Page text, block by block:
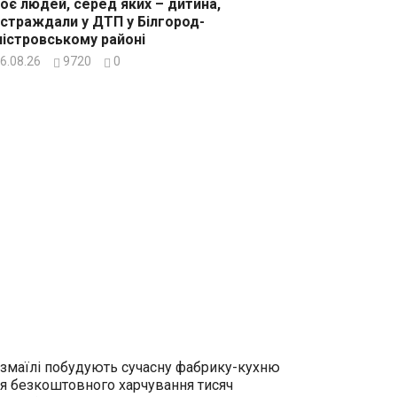
людей, серед яких – дитина,
у ДТП у Білгород-
районі
9720 0
побудують сучасну фабрику-кухню
безкоштовного харчування тисяч